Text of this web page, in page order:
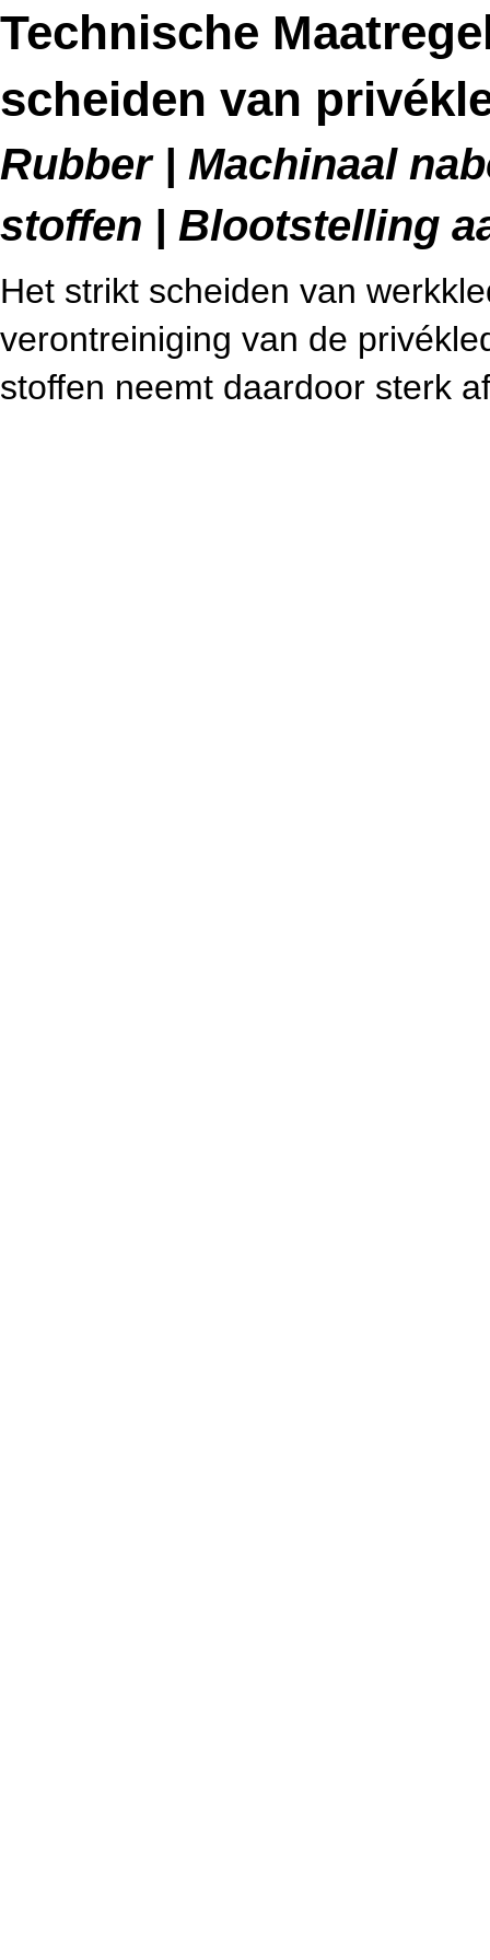
Technische
scheiden van
Rubber | Machinaal
stoffen | Blootstelling
Het strikt scheiden van
verontreiniging van de
stoffen neemt daardoor sterk